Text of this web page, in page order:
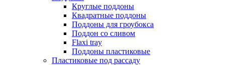
Круглые поддоны
Квадратные поддоны
Поддоны для гроубокса
Поддон со сливом
Flaxi tray
Поддоны пластиковые
Пластиковые под рассаду